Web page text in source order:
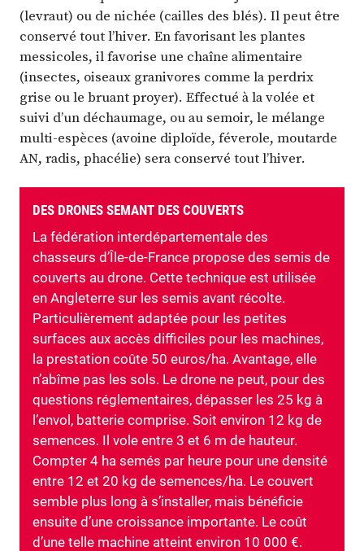
(levraut) ou de nichée (cailles des blés). Il peut être
conservé tout l’hiver. En favorisant les plantes
messicoles, il favorise une chaîne alimentaire
(insectes, oiseaux granivores comme la perdrix
grise ou le bruant proyer). Effectué à la volée et
suivi d’un déchaumage, ou au semoir, le mélange
multi-espèces (avoine diploïde, féverole, moutarde
AN, radis, phacélie) sera conservé tout l’hiver.
DES DRONES SEMANT DES COUVERTS
La fédération interdépartementale des
chasseurs d’Île-de-France propose des semis de
couverts au drone. Cette technique est utilisée
en Angleterre sur les semis avant récolte.
Particulièrement adaptée pour les petites
surfaces aux accès difficiles pour les machines,
la prestation coûte 50 euros/ha. Avantage, elle
n’abîme pas les sols. Le drone ne peut, pour des
questions réglementaires, dépasser les 25 kg à
l’envol, batterie comprise. Soit environ 12 kg de
semences. Il vole entre 3 et 6 m de hauteur.
Compter 4 ha semés par heure pour une densité
entre 12 et 20 kg de semences/ha. Le couvert
semble plus long à s’installer, mais bénéficie
ensuite d’une croissance importante. Le coût
d’une telle machine atteint environ 10 000 €.